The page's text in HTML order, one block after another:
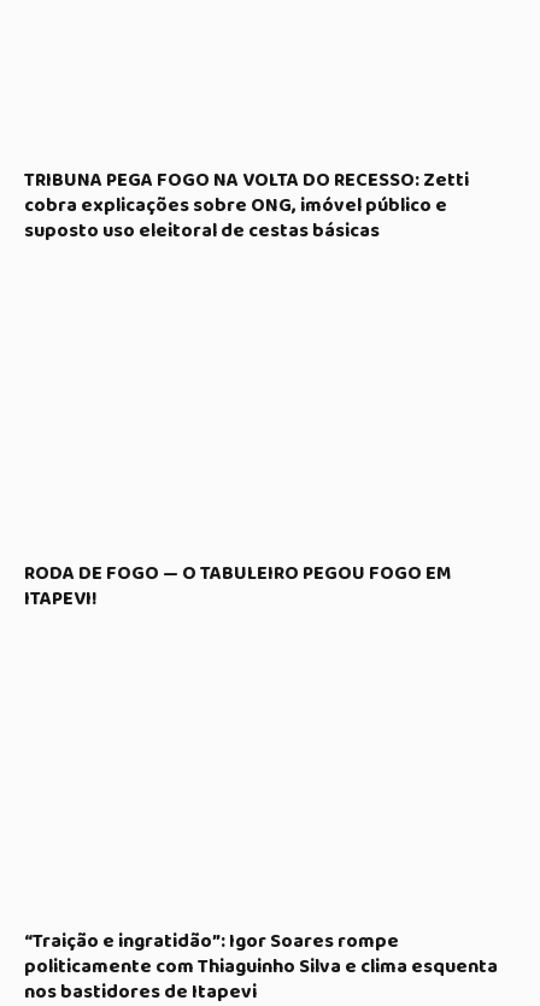
TRIBUNA PEGA FOGO NA VOLTA DO RECESSO: Zetti
cobra explicações sobre ONG, imóvel público e
suposto uso eleitoral de cestas básicas
RODA DE FOGO — O TABULEIRO PEGOU FOGO EM
ITAPEVI!
“Traição e ingratidão”: Igor Soares rompe
politicamente com Thiaguinho Silva e clima esquenta
nos bastidores de Itapevi